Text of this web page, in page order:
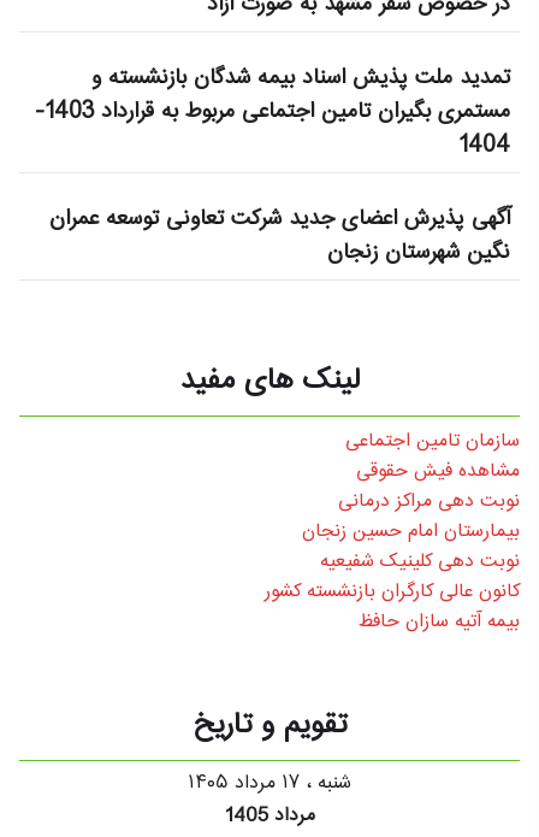
تمدید ملت پذیش اسناد بیمه شدگان بازنشسته و
مستمری بگیران تامین اجتماعی مربوط به قرارداد 1403-
1404
آگهی پذیرش اعضای جدید شرکت تعاونی توسعه عمران
نگین شهرستان زنجان
لینک های مفید
سازمان تامین اجتماعی
مشاهده فیش حقوقی
نوبت دهی مراکز درمانی
بیمارستان امام حسین زنجان
نوبت دهی کلینیک شفیعیه
کانون عالی کارگران بازنشسته کشور
بیمه آتیه سازان حافظ
تقویم و تاریخ
شنبه ، ۱۷ مرداد ۱۴۰۵
مرداد 1405